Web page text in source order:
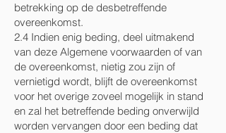
betrekking op de desbetreffende
overeenkomst.
2.4 Indien enig beding, deel uitmakend
van deze Algemene voorwaarden of van
de overeenkomst, nietig zou zijn of
vernietigd wordt, blijft de overeenkomst
voor het overige zoveel mogelijk in stand
en zal het betreffende beding onverwijld
worden vervangen door een beding dat